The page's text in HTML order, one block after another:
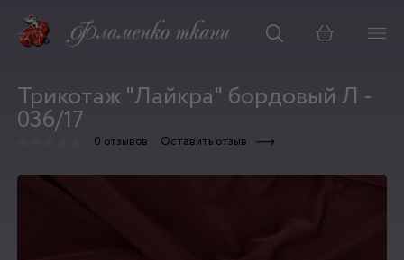
Корзина
Трикотаж "Лайкра" бордовый Л -
036/17
0 отзывов Оставить отзыв